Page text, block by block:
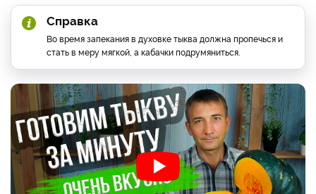
Справка
Во время запекания в духовке тыква должна пропечься и
стать в меру мягкой, а кабачки подрумяниться.